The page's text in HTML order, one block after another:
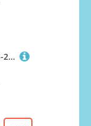
Carson 500502034 - Servo CS-20-20 kg/JR-Stecker, Large, Blau